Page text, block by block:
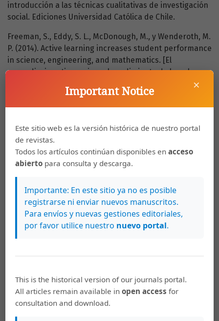
introducción a las técnicas cualitativas de investigación
social. Ediciones Universidad Católica de Chile.
Freeman, S., Eddy, S. L., McDonough, M., y Wenderoth, M.
P. (2014). Active learning increases student performance
in science, engineering, and mathematics. [El
aprendizaje activo mejora el rendimiento de los y las
Psycological and cognitive sciences, 111(23), 8410-8415.
https://doi.org/10.1073/pnas.1319030111
Frediani, A. A. y Cociña, C. (2019). 'Participation as
planning': Strategies from the south to challenge the
limits of planning ['La participación como planificación':
Estrategias del sur para desafiar los límites de la
https://doi.org/10.2148/benv.45.2.143
Gehl, J. (2015). Ciudades para la gente. Ediciones Infinito.
Gil-Villa, F., Urchaga-Litago, J. D. y Sánchez-Fernández, A.
(2020). Percepciones y expectativas en el alumnado
https://doi.org/10.4185/RLCS-2020-1470
Gómez, L. y Valdés, M. (2019). La evaluación del
desempeño docente en la educación superior.
×
Important Notice
Este sitio web es la versión histórica de nuestro portal
de revistas.
Todos los artículos continúan disponibles enacceso
abierto para consulta y descarga.
Importante: En este sitio ya no es posible
registrarse ni enviar nuevos manuscritos.
Para envíos y nuevas gestiones editoriales,
por favor utilice nuestro nuevo portal.
This is the historical version of our journals portal.
All articles remain available inopen access for
consultation and download.